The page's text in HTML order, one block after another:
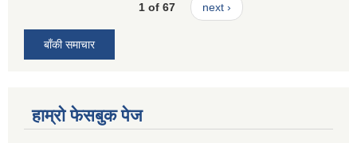
1 of 67 next ›
बाँकी समाचार
हाम्रो फेसबुक पेज